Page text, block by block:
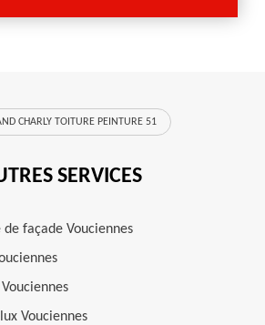
CHARLY TOITURE PEINTURE 51
SERVICES
façade Vouciennes
Vouciennes